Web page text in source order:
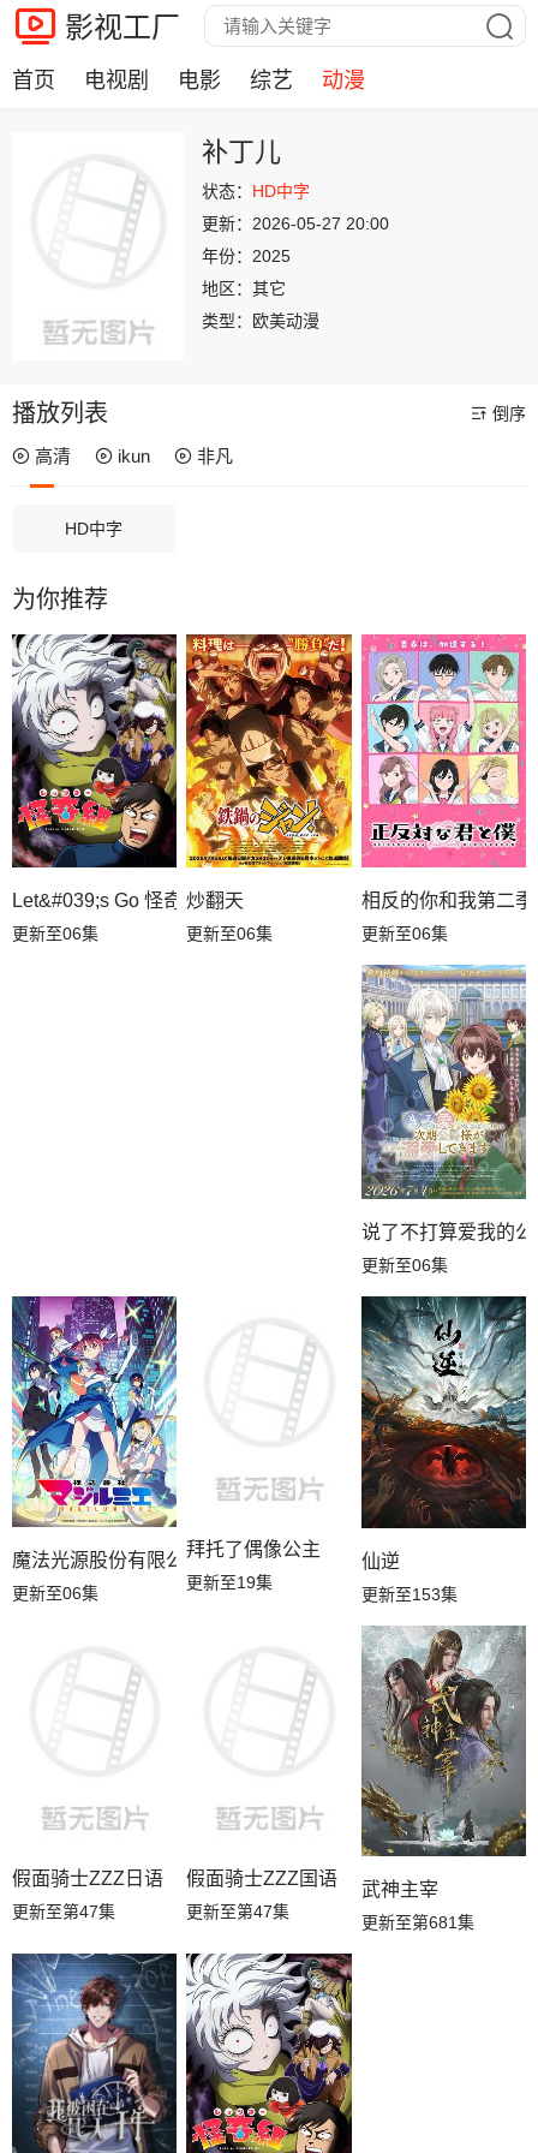
影视工厂
首页 电视剧 电影 综艺 动漫
补丁儿
状态： HD中字
更新： 2026-05-27 20:00
年份： 2025
地区： 其它
类型：
欧美动漫
播放列表 倒序
高清 ikun 非凡
HD中字
为你推荐
Let&#039;s Go 怪奇组
更新至06集
炒翻天
更新至06集
相反的你和我第二季
更新至06集
说了不打算爱我的
更新至06集
魔法光源股份有限公司第二季
更新至06集
拜托了偶像公主
更新至19集
仙逆
更新至153集
假面骑士ZZZ日语
更新至第47集
假面骑士ZZZ国语
更新至第47集
武神主宰
更新至第681集